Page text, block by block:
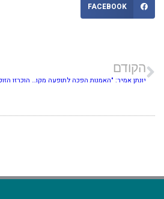
FACEBOOK
הקודם
יונתן אמיר: "האמנות הפכה לתופעה מקודשת בפני עצמה"